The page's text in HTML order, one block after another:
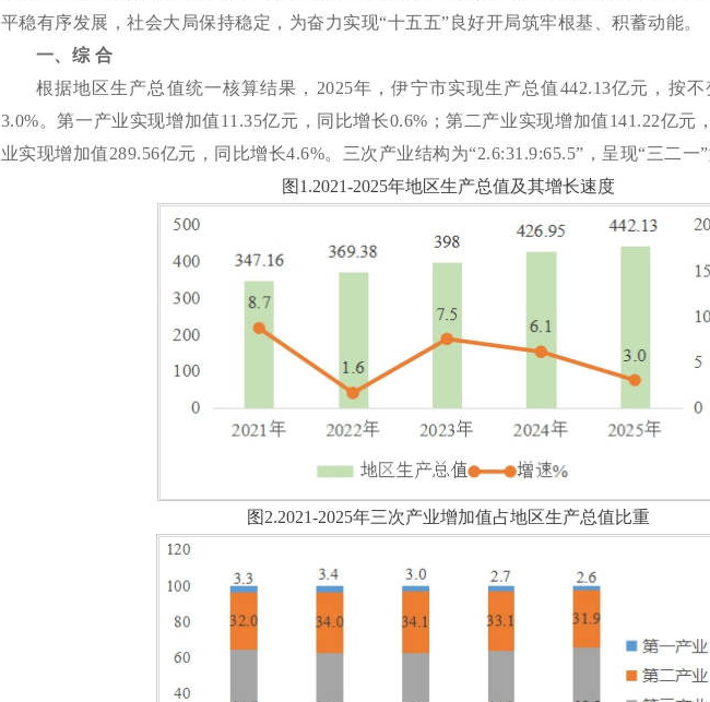
平稳有序发展，社会大局保持稳定，为奋力实现“十五五”良好开局筑牢根基、积蓄动能。
一、综 合
根据地区生产总值统一核算结果， 2025年，伊宁市实现生产总值442.13亿元，按不
3.0%。第一产业实现增加值11.35亿元，同比增长0.6% ；第二产业实现增加值141.22亿元
业实现增加值289.56亿元，同比增长4.6%。三次产业结构为“2.6:31.9:65.5”，呈现“三二一
图 1.2021-2025年地区生产总值及其增长速度
图 2.2021-2025年三次产业增加值占地区生产总值比重